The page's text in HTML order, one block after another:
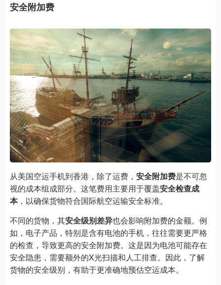
安全附加费
从美国空运手机到香港，除了运费， 安全附加费是不可忽
视的成本组成部分。这笔费用主要用于覆盖安全检查成
本，以确保货物符合国际航空运输安全标准。
不同的货物，其安全级别差异也会影响附加费的金额。例
如，电子产品，特别是含有电池的手机，往往需要更严格
的检查，导致更高的安全附加费。这是因为电池可能存在
安全隐患，需要额外的X光扫描和人工排查。因此，了解
货物的安全级别，有助于更准确地预估空运成本。